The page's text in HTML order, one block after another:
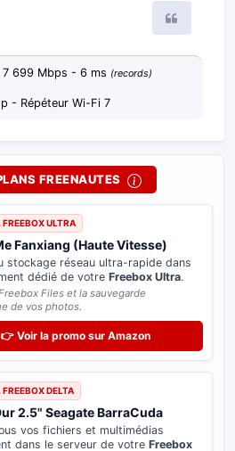
699 Mbps - 6 ms (records)
- Répéteur Wi-Fi 7
FREENAUTES
FREEBOX ULTRA
Fanxiang (Haute Vitesse)
stockage réseau ultra-rapide dans
dédié de votre Freebox Ultra.
Files et la sauvegarde
de vos photos.
👉 Voir la promo sur Amazon
FREEBOX DELTA
2.5" Seagate BarraCuda
vos fichiers et multimédias
dans le serveur de votre Freebox